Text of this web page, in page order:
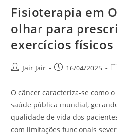
Fisioterapia em
olhar para
exercícios físicos
Jair Jair 16/04/2025
O câncer caracteriza-se como
saúde pública mundial,
qualidade de vida dos
com limitações funcionais